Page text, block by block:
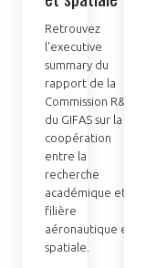
Retrouvez
l'executive
summary du
rapport de la
Commission R&D
du GIFAS sur la
coopération
entre la
recherche
académique et la
filière
aéronautique et
spatiale.